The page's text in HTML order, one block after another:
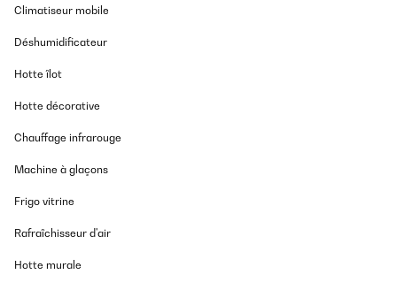
Climatiseur mobile
Déshumidificateur
Hotte îlot
Hotte décorative
Chauffage infrarouge
Machine à glaçons
Frigo vitrine
Rafraîchisseur d'air
Hotte murale